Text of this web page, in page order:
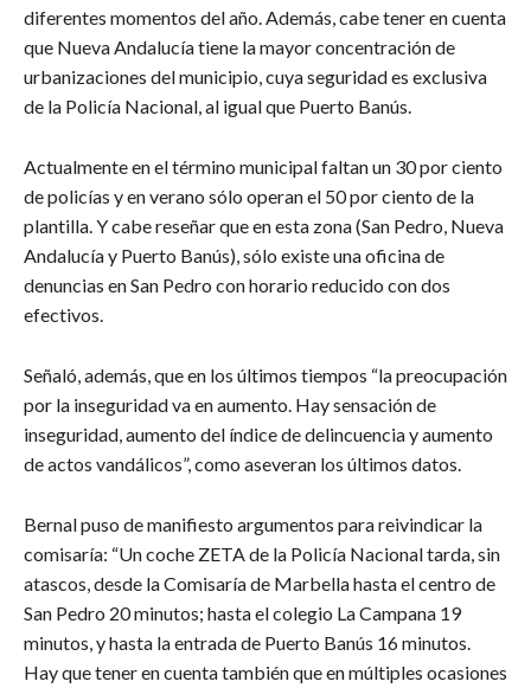
diferentes momentos del año. Además, cabe tener en cuenta
que Nueva Andalucía tiene la mayor concentración de
urbanizaciones del municipio, cuya seguridad es exclusiva
de la Policía Nacional, al igual que Puerto Banús.
Actualmente en el término municipal faltan un 30 por ciento
de policías y en verano sólo operan el 50 por ciento de la
plantilla. Y cabe reseñar que en esta zona (San Pedro, Nueva
Andalucía y Puerto Banús), sólo existe una oficina de
denuncias en San Pedro con horario reducido con dos
efectivos.
Señaló, además, que en los últimos tiempos “la preocupación
por la inseguridad va en aumento. Hay sensación de
inseguridad, aumento del índice de delincuencia y aumento
de actos vandálicos”, como aseveran los últimos datos.
Bernal puso de manifiesto argumentos para reivindicar la
comisaría: “Un coche ZETA de la Policía Nacional tarda, sin
atascos, desde la Comisaría de Marbella hasta el centro de
San Pedro 20 minutos; hasta el colegio La Campana 19
minutos, y hasta la entrada de Puerto Banús 16 minutos.
Hay que tener en cuenta también que en múltiples ocasiones